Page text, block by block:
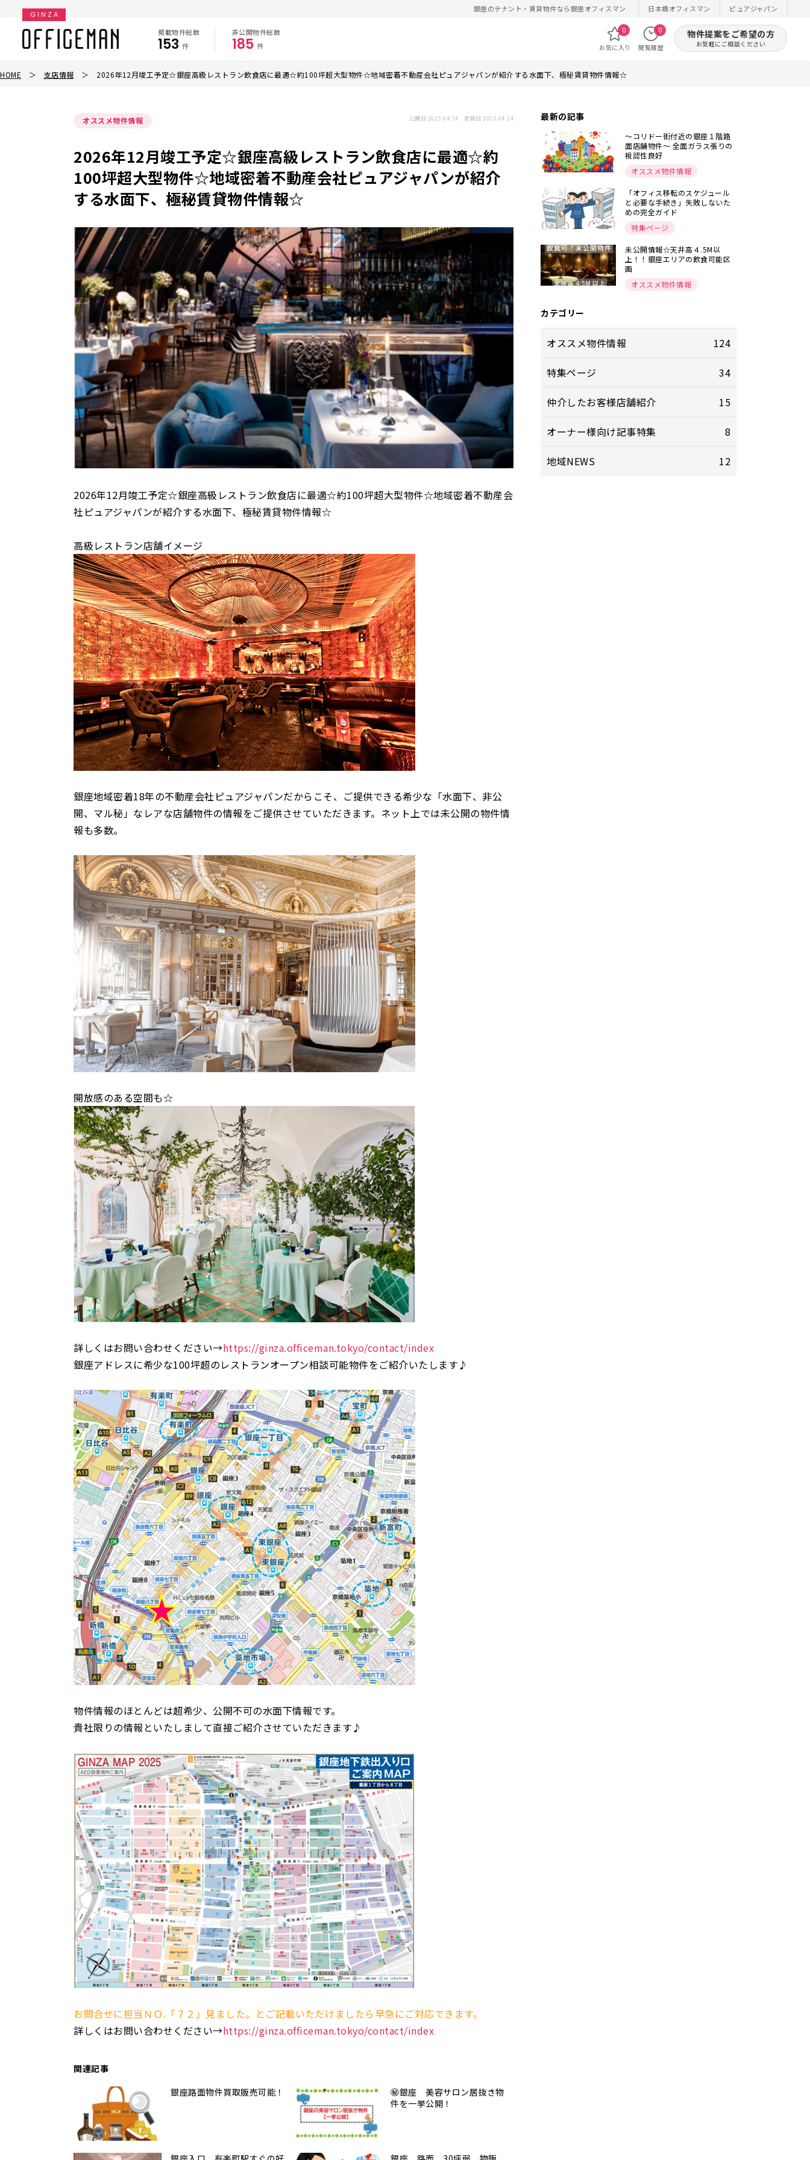
銀座のテナント・賃貸物件なら銀座オフィスマン 日本橋オフィスマン ピュアジャパン
GINZA
掲載物件総数
153 件
非公開物件総数
185 件 お気に入り
0
閲覧履歴
0 物件提案をご希望の方
お気軽にご相談ください
HOME ＞ 支店情報 ＞ 2026年12月竣工予定☆銀座高級レストラン飲食店に最適☆約100坪超大型物件☆地域密着不動産会社ピュアジャパンが紹介する水面下、極秘賃貸物件情報☆
オススメ物件情報 公開日 2025.04.14 更新日 2025.04.14
2026年12月竣工予定☆銀座高級レストラン飲食店に最適☆約
100坪超大型物件☆地域密着不動産会社ピュアジャパンが紹介
する水面下、極秘賃貸物件情報☆
2026年12月竣工予定☆銀座高級レストラン飲食店に最適☆約100坪超大型物件☆地域密着不動産会
社ピュアジャパンが紹介する水面下、極秘賃貸物件情報☆
高級レストラン店舗イメージ
銀座地域密着18年の不動産会社ピュアジャパンだからこそ、ご提供できる希少な「水面下、非公
開、マル秘」なレアな店舗物件の情報をご提供させていただきます。ネット上では未公開の物件情
報も多数。
開放感のある空間も☆
詳しくはお問い合わせください→https://ginza.officeman.tokyo/contact/index
銀座アドレスに希少な100坪超のレストランオープン相談可能物件をご紹介いたします♪
物件情報のほとんどは超希少、公開不可の水面下情報です。
貴社限りの情報といたしまして直接ご紹介させていただきます♪
お問合せに担当ＮＯ.「７２」見ました。とご記載いただけましたら早急にご対応できます。
詳しくはお問い合わせください→https://ginza.officeman.tokyo/contact/index
関連記事
銀座路面物件買取販売可能！
㊙銀座 美容サロン居抜き物
件を一挙公開！
最新の記事
～コリドー街付近の銀座１階路
面店舗物件～ 全面ガラス張りの
視認性良好
オススメ物件情報
「オフィス移転のスケジュール
と必要な手続き」失敗しないた
めの完全ガイド
特集ページ
未公開情報☆天井高４.5M以
上！！銀座エリアの飲食可能区
画
オススメ物件情報
カテゴリー
オススメ物件情報 124
特集ページ 34
仲介したお客様店舗紹介 15
オーナー様向け記事特集 8
地域NEWS 12